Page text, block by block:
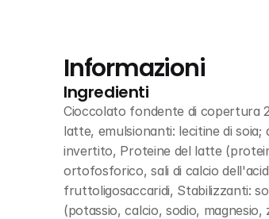
Informazioni
Ingredienti
Cioccolato fondente di copertura
latte, emulsionanti: lecitine di
invertito, Proteine del latte
ortofosforico, sali di calcio
fruttoligosaccaridi, Stabilizzanti:
(potassio, calcio, sodio,